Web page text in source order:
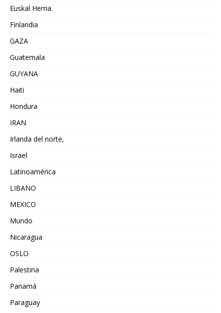
Euskal Herria.
Finlandia
GAZA
Guatemala
GUYANA
Haiti
Hondura
IRAN
Irlanda del norte,
Israel
Latinoamérica
LIBANO
MEXICO
Mundo
Nicaragua
OSLO
Palestina
Panamá
Paraguay